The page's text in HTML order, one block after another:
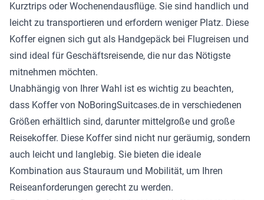
Kurztrips oder Wochenendausflüge. Sie sind handlich und
leicht zu transportieren und erfordern weniger Platz. Diese
Koffer eignen sich gut als Handgepäck bei Flugreisen und
sind ideal für Geschäftsreisende, die nur das Nötigste
mitnehmen möchten.
Unabhängig von Ihrer Wahl ist es wichtig zu beachten,
dass Koffer von NoBoringSuitcases.de in verschiedenen
Größen erhältlich sind, darunter mittelgroße und große
Reisekoffer. Diese Koffer sind nicht nur geräumig, sondern
auch leicht und langlebig. Sie bieten die ideale
Kombination aus Stauraum und Mobilität, um Ihren
Reiseanforderungen gerecht zu werden.